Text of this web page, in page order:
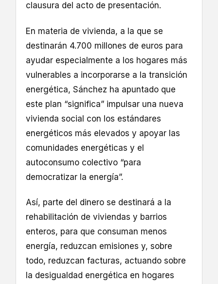
clausura del acto de presentación.
En materia de vivienda, a la que se
destinarán 4.700 millones de euros para
ayudar especialmente a los hogares más
vulnerables a incorporarse a la transición
energética, Sánchez ha apuntado que
este plan “significa” impulsar una nueva
vivienda social con los estándares
energéticos más elevados y apoyar las
comunidades energéticas y el
autoconsumo colectivo “para
democratizar la energía”.
Así, parte del dinero se destinará a la
rehabilitación de viviendas y barrios
enteros, para que consuman menos
energía, reduzcan emisiones y, sobre
todo, reduzcan facturas, actuando sobre
la desigualdad energética en hogares